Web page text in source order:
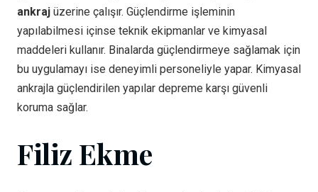
ankraj üzerine çalışır. Güçlendirme işleminin
yapılabilmesi içinse teknik ekipmanlar ve kimyasal
maddeleri kullanır. Binalarda güçlendirmeye sağlamak için
bu uygulamayı ise deneyimli personeliyle yapar. Kimyasal
ankrajla güçlendirilen yapılar depreme karşı güvenli
koruma sağlar.
Filiz Ekme